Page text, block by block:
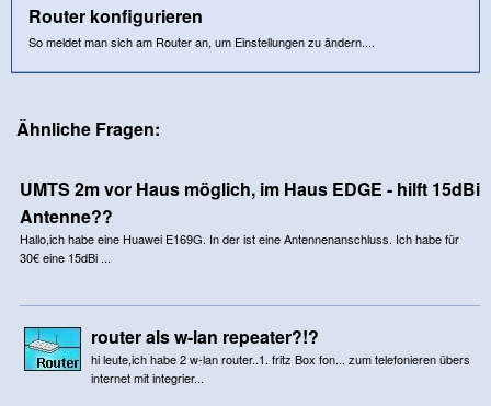
Router konfigurieren
So meldet man sich am Router an, um Einstellungen zu ändern....
Ähnliche Fragen:
UMTS 2m vor Haus möglich, im Haus EDGE - hilft 15dBi
Antenne??
Hallo,ich habe eine Huawei E169G. In der ist eine Antennenanschluss. Ich habe für
30€ eine 15dBi ...
router als w-lan repeater?!?
hi leute,ich habe 2 w-lan router..1. fritz Box fon... zum telefonieren übers
internet mit integrier...